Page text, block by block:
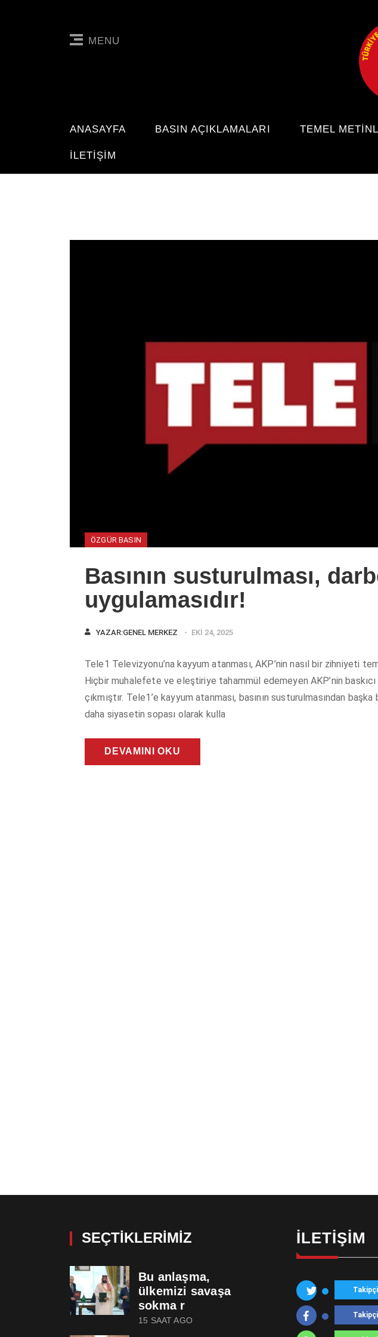
MENU
ANASAYFA BASIN AÇIKLAMALARI TEMEL
İLETIŞIM
ÖZGÜR BASIN
Basının susturulması,
uygulamasıdır!
YAZAR:GENEL MERKEZ EKI 24, 2025
Tele1 Televizyonu’na kayyum atanması, AKP’nin nasıl bir zihniyeti
Hiçbir muhalefete ve eleştiriye tahammül edemeyen AKP’nin
çıkmıştır. Tele1’e kayyum atanması, basının susturulmasından
daha siyasetin sopası olarak kulla
DEVAMINI OKU
SEÇTIKLERIMIZ
Bu anlaşma,
ülkemizi savaşa
sokma r
15 SAAT AGO
İLETIŞIM
Takipçi
Takipçi